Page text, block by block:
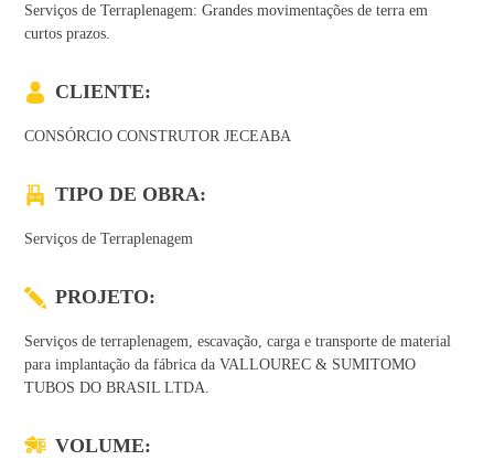
Serviços de Terraplenagem: Grandes movimentações de terra em
curtos prazos.
CLIENTE:
CONSÓRCIO CONSTRUTOR JECEABA
TIPO DE OBRA:
Serviços de Terraplenagem
PROJETO:
Serviços de terraplenagem, escavação, carga e transporte de material
para implantação da fábrica da VALLOUREC & SUMITOMO
TUBOS DO BRASIL LTDA.
VOLUME: